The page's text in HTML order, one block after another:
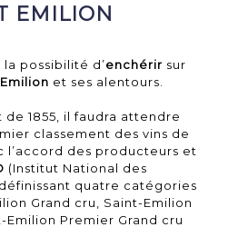
EMILION
possibilité d’enchérir sur
et ses alentours.
1855, il faudra attendre
classement des vins de
l’accord des producteurs et
(Institut National des
quatre catégories
Grand cru, Saint-Emilion
Emilion Premier Grand cru